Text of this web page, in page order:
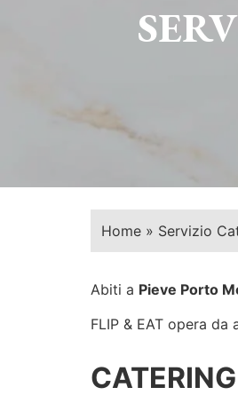
Home » Servizio
Abiti a Pieve Porto
FLIP & EAT opera